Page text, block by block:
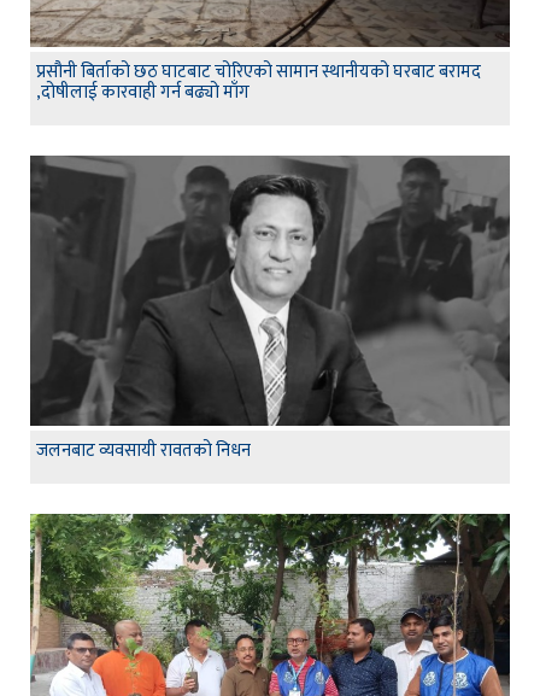
प्रसौनी बिर्ताको छठ घाटबाट चोरिएको सामान स्थानीयको घरबाट बरामद
,दोषीलाई कारवाही गर्न बढ्यो माँग
जलनबाट व्यवसायी रावतको निधन